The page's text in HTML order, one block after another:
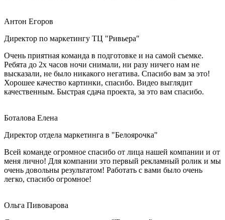
Антон Егоров
Директор по маркетингу ТЦ "Ривьера"
Очень приятная команда в подготовке и на самой съемке.
Ребята до 2х часов ночи снимали, ни разу ничего нам не
высказали, не было никакого негатива. Спасибо вам за это!
Хорошее качество картинки, спасибо. Видео выглядит
качественным. Быстрая сдача проекта, за это вам спасибо.
Боталова Елена
Директор отдела маркетинга в "Белоярочка"
Всей команде огромное спасибо от лица нашей компании и от
меня лично! Для компании это первый рекламный ролик и мы
очень довольны результатом! Работать с вами было очень
легко, спасибо огромное!
Ольга Пивоварова